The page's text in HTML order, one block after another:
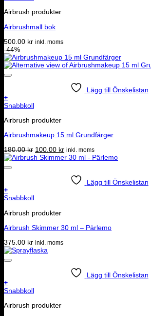
produkten
flera
De
olika
alternativen
kan
väljas
Airbrush produkter
Airbrushmall bok
500.00 kr inkl. moms
-44%
Lägg till Önskelistan
+
Den
produkten
flera
De
olika
alternativen
på
produktsidan
Snabbkoll
Airbrush produkter
Airbrushmakeup 15 ml Grundfärger
180.00kr Det
ursprungliga
100.00 krDet
nuvarande
100.00 kr.
inkl. moms
Lägg till Önskelistan
+
Snabbkoll
Airbrush produkter
Airbrush Skimmer 30 ml – Pärlemo
375.00 kr inkl. moms
Lägg till Önskelistan
+
Snabbkoll
Airbrush produkter